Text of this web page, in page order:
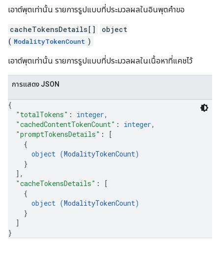
เอาต์พุตเท่านั้น รายการรูปแบบที่ประมวลผลในอินพุตคำขอ
cacheTokensDetails[]
object
( ModalityTokenCount )
เอาต์พุตเท่านั้น รายการรูปแบบที่ประมวลผลในเนื้อหาที่แคชไว้
การแสดง JSON
{
"totalTokens" : integer,
"cachedContentTokenCount" : integer,
"promptTokensDetails" :
[
{
object (ModalityTokenCount)
}
] ,
"cacheTokensDetails" :
[
{
object (ModalityTokenCount)
}
]
}